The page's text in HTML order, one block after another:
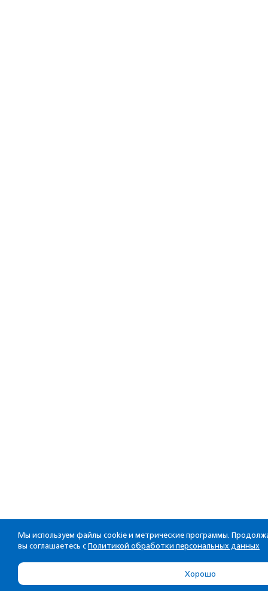
Мы используем файлы cookie и метрические программы.
вы соглашаетесь с Политикой обработки персональных данных
Хорошо